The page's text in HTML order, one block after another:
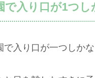
入り口が1つし
入り口が一つしかな